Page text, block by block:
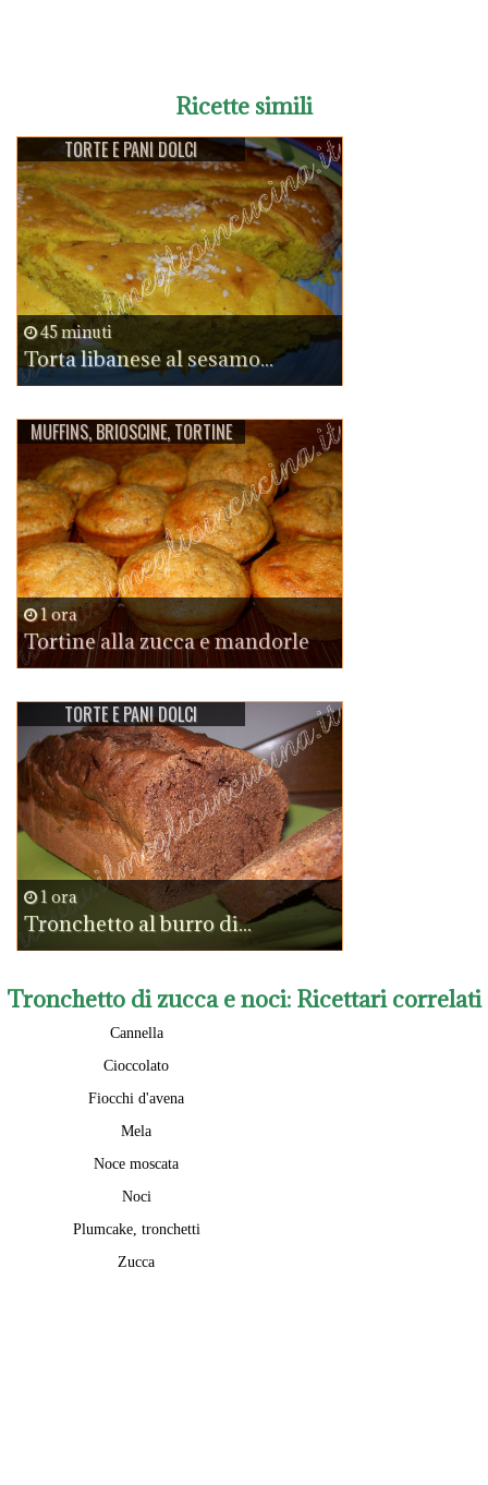
Ricette simili
TORTE E PANI DOLCI
45 minuti
Torta libanese al sesamo...
MUFFINS, BRIOSCINE, TORTINE
1 ora
Tortine alla zucca e mandorle
TORTE E PANI DOLCI
1 ora
Tronchetto al burro di...
Tronchetto di zucca e noci: Ricettari correlati
Cannella
Cioccolato
Fiocchi d'avena
Mela
Noce moscata
Noci
Plumcake, tronchetti
Zucca